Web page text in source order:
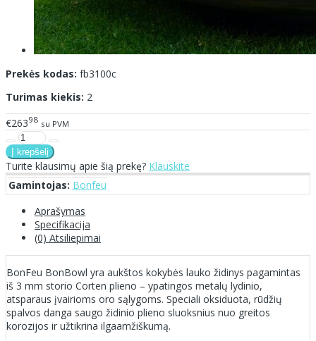
Prekės kodas: fb3100c
Turimas kiekis: 2
€26398 su PVM
Turite klausimų apie šią prekę? Klauskite
Gamintojas: Bonfeu
Aprašymas
Specifikacija
(0) Atsiliepimai
BonFeu BonBowl yra aukštos kokybės lauko židinys pagamintas
iš 3 mm storio Corten plieno – ypatingos metalų lydinio,
atsparaus įvairioms oro sąlygoms. Speciali oksiduota, rūdžių
spalvos danga saugo židinio plieno sluoksnius nuo greitos
korozijos ir užtikrina ilgaamžiškumą.